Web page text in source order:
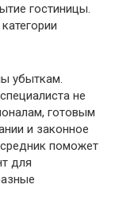
гостиницы.
убыткам.
не
готовым
и законное
поможет
для